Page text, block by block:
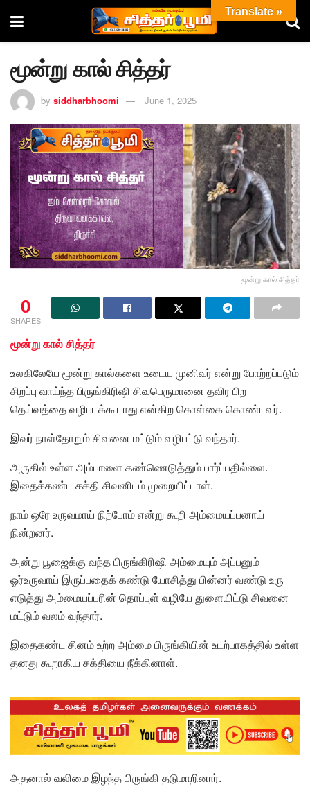
மூன்று கால் சித்தர்
by siddharbhoomi June 1, 2025
மூன்று கால் சித்தர்
0
SHARES
மூன்று கால் சித்தர்
உலகிலேயே மூன்று கால்களை உடைய முனிவர் என்று போற்றப்படும்
சிறப்பு வாய்ந்த பிருங்கிரிஷி சிவபெருமானை தவிர பிற
தெய்வத்தை வழிபடக்கூடாது என்கிற கொள்கை கொண்டவர்.
இவர் நாள்தோறும் சிவனை மட்டும் வழிபட்டு வந்தார்.
அருகில் உள்ள அம்பாளை கண்ணெடுத்தும் பார்ப்பதில்லை.
இதைக்கண்ட சக்தி சிவனிடம் முறையிட்டாள்.
நாம் ஒரே உருவமாய் நிற்போம் என்று கூறி அம்மையப்பனாய்
நின்றனர்.
அன்று பூஜைக்கு வந்த பிருங்கிரிஷி அம்மையும் அப்பனும்
ஓர்உருவாய் இருப்பதைக் கண்டு யோசித்து பின்னர் வண்டு உரு
எடுத்து அம்மையப்பரின் தொப்புள் வழியே துளையிட்டு சிவனை
மட்டும் வலம் வந்தார்.
இதைகண்ட சினம் உற்ற அம்மை பிருங்கியின் உடற்பாகத்தில் உள்ள
தனது கூறாகிய சக்தியை நீக்கினாள்.
அதனால் வலிமை இழந்த பிருங்கி தடுமாறினார்.
Translate »